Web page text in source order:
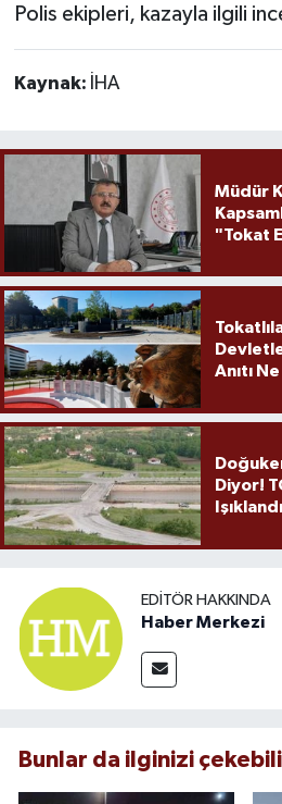
Polis ekipleri, kazayla ilgili
Kaynak: İHA
Müdür
"Tokat
Anıtı
Diyor!
EDITÖR HAKKINDA
Haber Merkezi
Bunlar da ilginizi